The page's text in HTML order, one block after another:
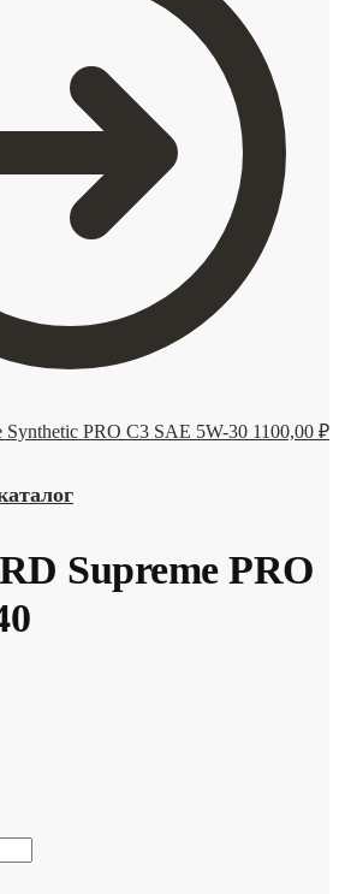
PRO C3 SAE 5W-30 1100,00 ₽
Supreme PRO